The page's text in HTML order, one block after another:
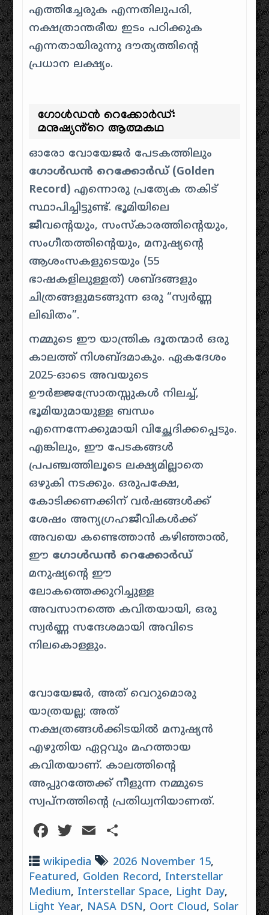
എത്തിച്ചേരുക എന്നതിലുപരി,
നക്ഷത്രാന്തരീയ ഇടം പഠിക്കുക
എന്നതായിരുന്നു ദൗത്യത്തിൻ്റെ
പ്രധാന ലക്ഷ്യം.
ഗോൾഡൻ റെക്കോർഡ്:
മനുഷ്യൻ്റെ ആത്മകഥ
ഓരോ വോയേജർ പേടകത്തിലും
ഗോൾഡൻ റെക്കോർഡ് (Golden
Record) എന്നൊരു പ്രത്യേക തകിട്
സ്ഥാപിച്ചിട്ടുണ്ട്. ഭൂമിയിലെ
ജീവൻ്റെയും, സംസ്കാരത്തിൻ്റെയും,
സംഗീതത്തിൻ്റെയും, മനുഷ്യൻ്റെ
ആശംസകളുടെയും (55
ഭാഷകളിലുള്ളത്) ശബ്ദങ്ങളും
ചിത്രങ്ങളുമടങ്ങുന്ന ഒരു “സ്വർണ്ണ
ലിഖിതം”.
നമ്മുടെ ഈ യാന്ത്രിക ദൂതന്മാർ ഒരു
കാലത്ത് നിശബ്ദമാകും. ഏകദേശം
2025-ഓടെ അവയുടെ
ഊർജ്ജസ്രോതസ്സുകൾ നിലച്ച്,
ഭൂമിയുമായുള്ള ബന്ധം
എന്നെന്നേക്കുമായി വിച്ഛേദിക്കപ്പെടും.
എങ്കിലും, ഈ പേടകങ്ങൾ
പ്രപഞ്ചത്തിലൂടെ ലക്ഷ്യമില്ലാതെ
ഒഴുകി നടക്കും. ഒരുപക്ഷേ,
കോടിക്കണക്കിന് വർഷങ്ങൾക്ക്
ശേഷം അന്യഗ്രഹജീവികൾക്ക്
അവയെ കണ്ടെത്താൻ കഴിഞ്ഞാൽ,
ഈ ഗോൾഡൻ റെക്കോർഡ്
മനുഷ്യൻ്റെ ഈ
ലോകത്തെക്കുറിച്ചുള്ള
അവസാനത്തെ കവിതയായി, ഒരു
സ്വർണ്ണ സന്ദേശമായി അവിടെ
നിലകൊള്ളും.
വോയേജർ, അത് വെറുമൊരു
യാത്രയല്ല; അത്
നക്ഷത്രങ്ങൾക്കിടയിൽ മനുഷ്യൻ
എഴുതിയ ഏറ്റവും മഹത്തായ
കവിതയാണ്. കാലത്തിൻ്റെ
അപ്പുറത്തേക്ക് നീളുന്ന നമ്മുടെ
സ്വപ്നത്തിൻ്റെ പ്രതിധ്വനിയാണത്.
Facebook
Twitter
Email
wikipedia 2026 November 15,
Featured, Golden Record, Interstellar
Medium, Interstellar Space, Light Day,
Light Year, NASA DSN, Oort Cloud, Solar